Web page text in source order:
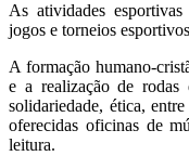
As atividades
jogos e torneios
A formação humano-
e a realização de rodas
solidariedade, ética,
oferecidas oficinas de
leitura.